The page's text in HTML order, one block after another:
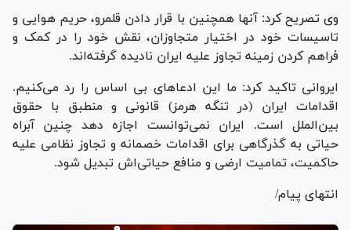
وی تصریح کرد: آنها همچنین با قرار دادن قلمرو، حریم هوایی و
تاسیسات خود در اختیار متجاوزان، نقش خود را در کمک و
فراهم کردن زمینه تجاوز علیه ایران نادیده گرفته‌اند.
ایروانی تاکید کرد: ما این ادعا‌های بی اساس را رد می‌کنیم.
اقدامات ایران (در تنگه هرمز) قانونی و منطبق با حقوق
بین‌الملل است. ایران نمی‌توانست اجازه دهد چنین آبراه
حیاتی به گذرگاهی برای اقدامات خصمانه و تجاوز نظامی علیه
حاکمیت، تمامیت ارضی و منافع حیاتی‌اش تبدیل شود.
انتهای پیام/